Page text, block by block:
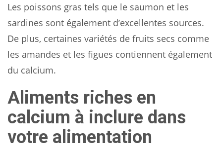
Les poissons gras tels que le saumon et les
sardines sont également d’excellentes sources.
De plus, certaines variétés de fruits secs comme
les amandes et les figues contiennent également
du calcium.
Aliments riches en
calcium à inclure dans
votre alimentation